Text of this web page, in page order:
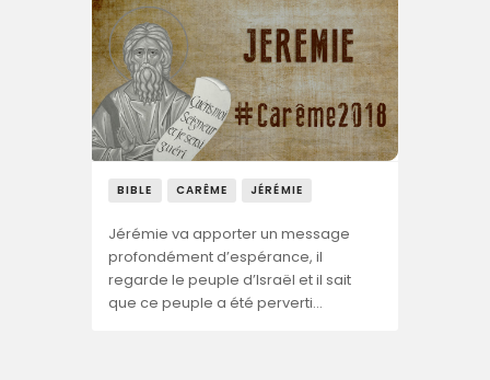
BIBLE CARÊME JÉRÉMIE
Jérémie va apporter un message
profondément d’espérance, il
regarde le peuple d’Israël et il sait
que ce peuple a été perverti…